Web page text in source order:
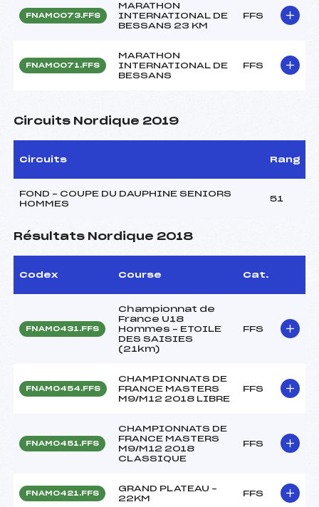
FNAM0073.FFS
MARATHON
INTERNATIONAL DE
BESSANS 23 KM
FFS
FNAM0071.FFS
MARATHON
INTERNATIONAL DE
BESSANS
FFS
Circuits Nordique 2019
Circuits Rang
FOND – COUPE DU DAUPHINE SENIORS
HOMMES
51
Résultats Nordique 2018
Codex Course Cat.
FNAM0431.FFS
Championnat de
France U18
Hommes – ETOILE
DES SAISIES
(21km)
FFS
FNAM0454.FFS
CHAMPIONNATS DE
FRANCE MASTERS
M9/M12 2018 LIBRE
FFS
FNAM0451.FFS
CHAMPIONNATS DE
FRANCE MASTERS
M9/M12 2018
CLASSIQUE
FFS
FNAM0421.FFS
GRAND PLATEAU –
22KM
FFS